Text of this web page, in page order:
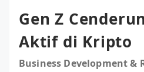
Gen Z
Aktif di Kripto
Business Development &